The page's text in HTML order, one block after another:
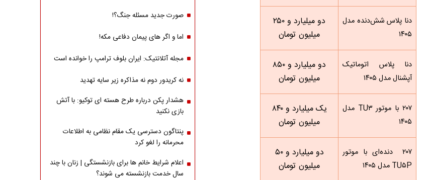
دنا پلاس شش‌دنده‌ مدل
۱۴۰۵
دو میلیارد و ۲۵۰
میلیون تومان
دنا پلاس اتوماتیک
آپشنال مدل ۱۴۰۵
دو میلیارد و ۸۵۰
میلیون تومان
۲۰۷ با موتور TU۳ مدل
۱۴۰۵
یک میلیارد و ۸۴۰
میلیون تومان
۲۰۷ دنده‌ای با موتور
TU۵P مدل ۱۴۰۵
دو میلیارد و ۵۰
میلیون تومان
صورت جدید مسئله جنگ؟!
اما و اگر های پیمان دفاعی مکه!
مجله آتلانتیک: ایران بلوف ترامپ را خوانده است
نه کریدور دوم نه مذاکره زیر سایه تهدید
هشدار پکن درباره طرح هسته ای توکیو: با آتش
بازی نکنید
پنتاگون دسترسی یک مقام نظامی به اطلاعات
محرمانه را لغو کرد
اعلام شرایط خانم ها برای بازنشستگی | زنان با چند
سال خدمت بازنشسته می شوند؟